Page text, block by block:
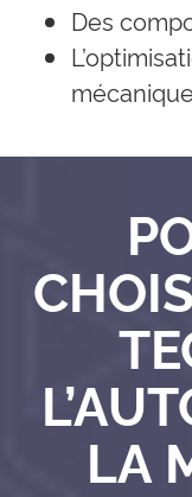
Des
LA